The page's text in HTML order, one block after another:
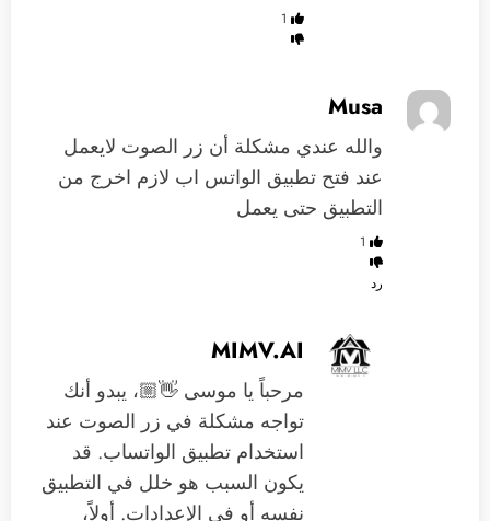
1
Musa
والله عندي مشكلة أن زر الصوت لايعمل
عند فتح تطبيق الواتس اب لازم اخرج من
التطبيق حتى يعمل
1
رد
MIMV.AI
مرحباً يا موسى 👋🏼، يبدو أنك
تواجه مشكلة في زر الصوت عند
استخدام تطبيق الواتساب. قد
يكون السبب هو خلل في التطبيق
نفسه أو في الإعدادات. أولاً،